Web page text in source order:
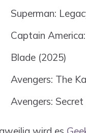
Superman:
Captain
Blade (2025)
Avengers: The
Avengers: